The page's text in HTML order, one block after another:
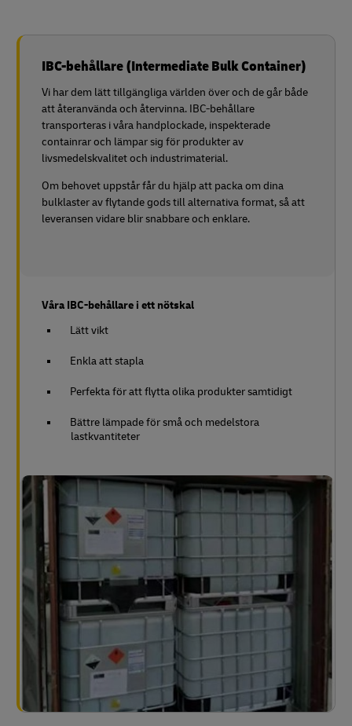
IBC-behållare (Intermediate Bulk Container)
Vi har dem lätt tillgängliga världen över och de går både
att återanvända och återvinna. IBC-behållare
transporteras i våra handplockade, inspekterade
containrar och lämpar sig för produkter av
livsmedelskvalitet och industrimaterial.
Om behovet uppstår får du hjälp att packa om dina
bulklaster av flytande gods till alternativa format, så att
leveransen vidare blir snabbare och enklare.
Våra IBC-behållare i ett nötskal
Lätt vikt
Enkla att stapla
Perfekta för att flytta olika produkter samtidigt
Bättre lämpade för små och medelstora
lastkvantiteter